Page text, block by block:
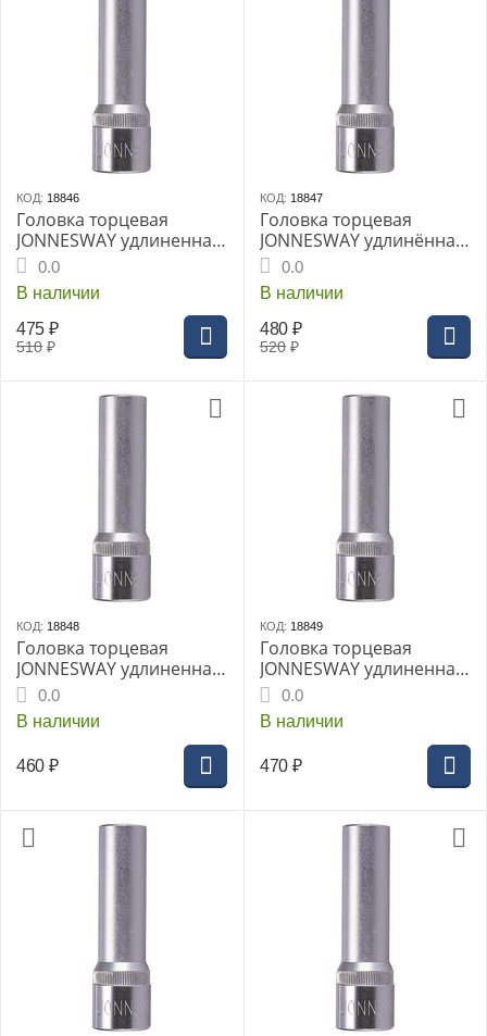
КОД: 18846
Головка торцевая
JONNESWAY удлиненная
1/2" 11мм (S04HD4111)
0.0
В наличии
510 ₽
475 ₽
КОД: 18847
Головка торцевая
JONNESWAY удлинённая
1/2" 12мм (S04HD4112)
0.0
В наличии
520 ₽
480 ₽
КОД: 18848
Головка торцевая
JONNESWAY удлиненная
1/2" 13мм (S04HD4113)
0.0
В наличии
460 ₽
КОД: 18849
Головка торцевая
JONNESWAY удлиненная
1/2" 14мм (S04HD4114)
0.0
В наличии
470 ₽